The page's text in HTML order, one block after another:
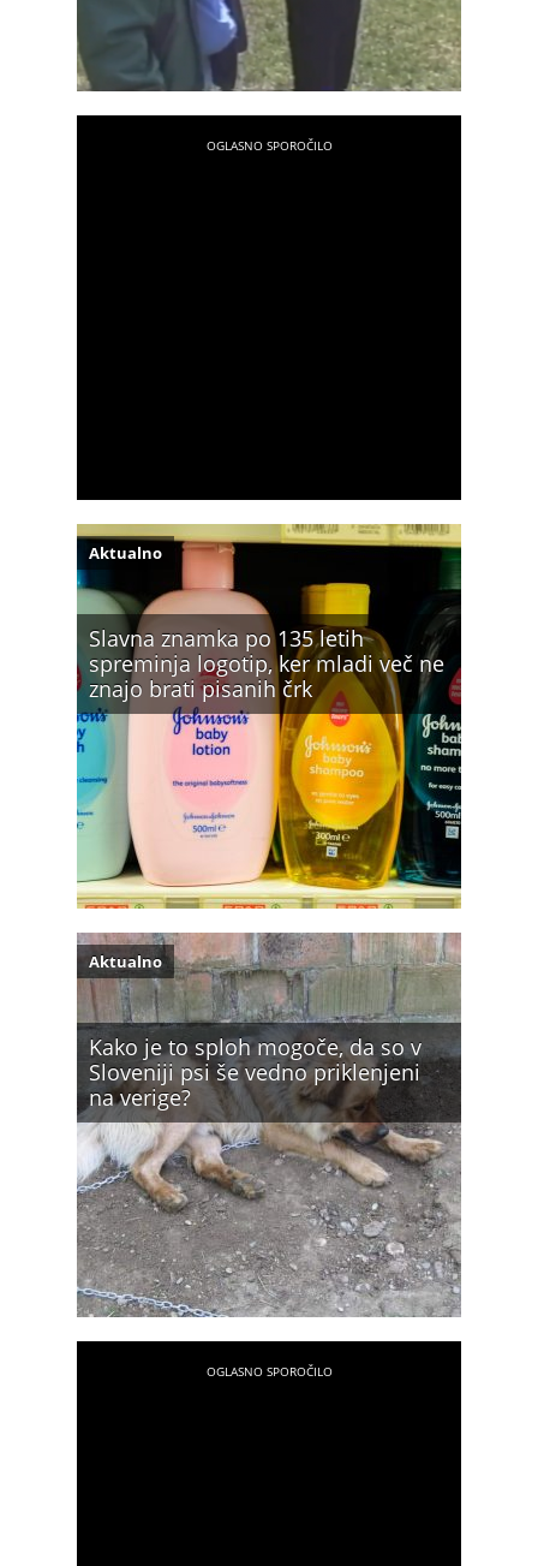
Slavna znamka po 135 letih
spreminja logotip, ker mladi več ne
znajo brati pisanih črk
Aktualno
Kako je to sploh mogoče, da so v
Sloveniji psi še vedno priklenjeni
na verige?
Aktualno